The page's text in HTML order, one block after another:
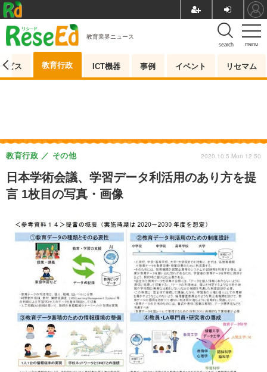
menu
search
教育業界ニュース
ビス 教育行政 ICT機器 事例 イベント リセマム
日本学術会議、学習データ利活用のあり方を提
言 1枚目の写真・画像
教育行政 その他 2020.10.5 Mon 12:50